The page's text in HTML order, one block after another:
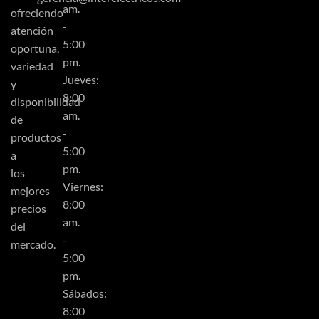
ofreciendo
atención
oportuna,
variedad
y
disponibilidad
de
productos
a
los
mejores
precios
del
mercado.
am.
-
5:00
pm.
Jueves:
8:00
am.
-
5:00
pm.
Viernes:
8:00
am.
-
5:00
pm.
Sábados:
8:00